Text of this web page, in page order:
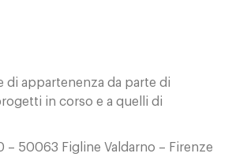
di appartenenza da parte di
in corso e a quelli di
– 50063 Figline Valdarno – Firenze